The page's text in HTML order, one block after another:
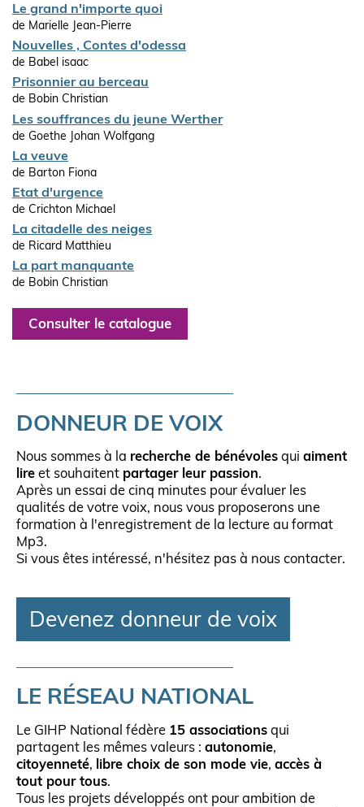
Le grand n'importe quoi
de Marielle Jean-Pierre
Nouvelles , Contes d'odessa
de Babel isaac
Prisonnier au berceau
de Bobin Christian
Les souffrances du jeune Werther
de Goethe Johan Wolfgang
La veuve
de Barton Fiona
Etat d'urgence
de Crichton Michael
La citadelle des neiges
de Ricard Matthieu
La part manquante
de Bobin Christian
Consulter le catalogue
DONNEUR DE VOIX
Nous sommes à la recherche de bénévoles qui aiment
lire et souhaitent partager leur passion.
Après un essai de cinq minutes pour évaluer les
qualités de votre voix, nous vous proposerons une
formation à l'enregistrement de la lecture au format
Mp3.
Si vous êtes intéressé, n'hésitez pas à nous contacter.
Devenez donneur de voix
LE RÉSEAU NATIONAL
Le GIHP National fédère 15 associations qui
partagent les mêmes valeurs : autonomie,
citoyenneté, libre choix de son mode vie, accès à
tout pour tous.
Tous les projets développés ont pour ambition de